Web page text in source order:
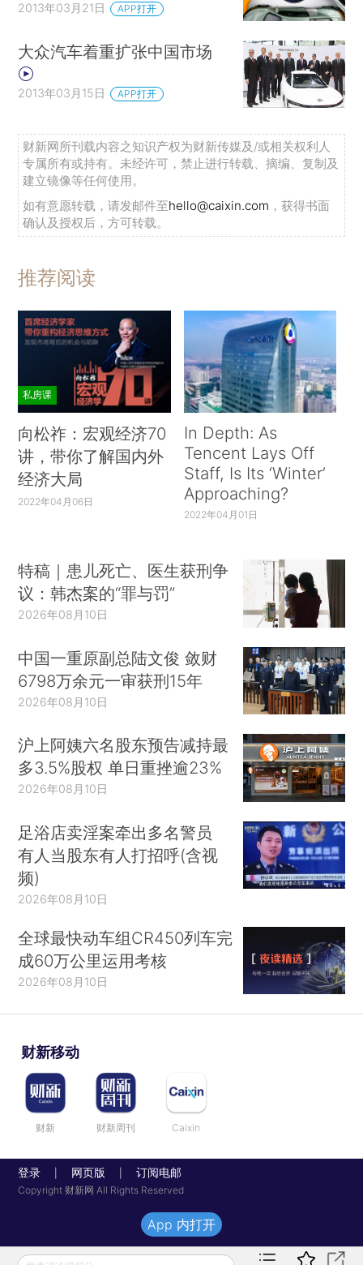
2013年03月21日 APP打开
大众汽车着重扩张中国市场
2013年03月15日 APP打开
财新网所刊载内容之知识产权为财新传媒及/或相关权利人
专属所有或持有。未经许可，禁止进行转载、摘编、复制及
建立镜像等任何使用。
如有意愿转载，请发邮件至hello@caixin.com ，获得书面
确认及授权后，方可转载。
推荐阅读
私房课
向松祚：宏观经济70
讲，带你了解国内外
经济大局
2022年04月06日
In Depth: As
Tencent Lays Off
Staff, Is Its ‘Winter’
Approaching?
2022年04月01日
特稿｜患儿死亡、医生获刑争
议：韩杰案的“罪与罚”
2026年08月10日
中国一重原副总陆文俊 敛财
6798万余元一审获刑15年
2026年08月10日
沪上阿姨六名股东预告减持最
多3.5%股权 单日重挫逾23%
2026年08月10日
足浴店卖淫案牵出多名警员
有人当股东有人打招呼(含视
频)
2026年08月10日
全球最快动车组CR450列车完
成60万公里运用考核
2026年08月10日
财新移动
财新 财新周刊 Caixin
登录 网页版 订阅电邮
Copyright 财新网 All Rights Reserved
App 内打开